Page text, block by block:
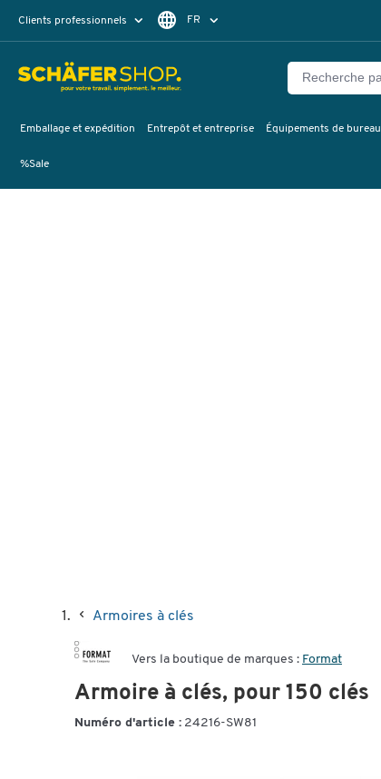
Clients professionnels FR
Emballage et expédition Entrepôt et entreprise Équipements de bureau
%Sale
Armoires à clés
Vers la boutique de marques : Format
Armoire à clés, pour 150 clés
Numéro d'article : 24216-SW81